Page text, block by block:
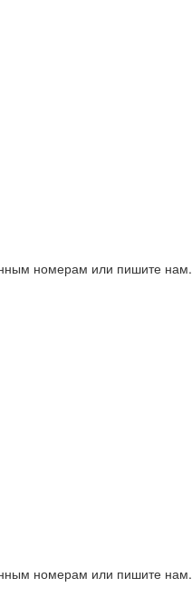
номерам или пишите нам.
номерам или пишите нам.